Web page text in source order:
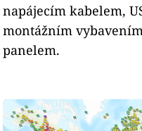
napájecím kabelem,
montážním
panelem.